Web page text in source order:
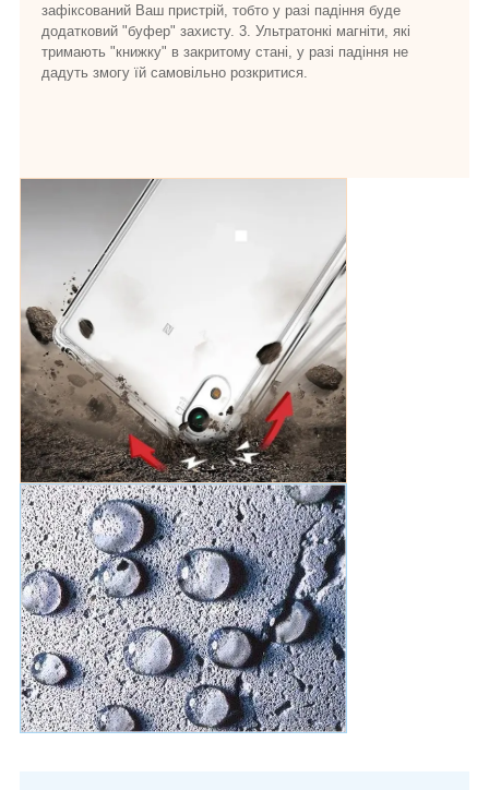
зафіксований Ваш пристрій, тобто у разі падіння буде
додатковий "буфер" захисту. 3. Ультратонкі магніти, які
тримають "книжку" в закритому стані, у разі падіння не
дадуть змогу їй самовільно розкритися.